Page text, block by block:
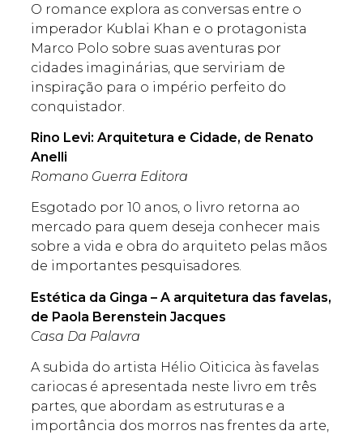
O romance explora as conversas entre o
imperador Kublai Khan e o protagonista
Marco Polo sobre suas aventuras por
cidades imaginárias, que serviriam de
inspiração para o império perfeito do
conquistador.
Rino Levi: Arquitetura e Cidade, de Renato
Anelli
Romano Guerra Editora
Esgotado por 10 anos, o livro retorna ao
mercado para quem deseja conhecer mais
sobre a vida e obra do arquiteto pelas mãos
de importantes pesquisadores.
Estética da Ginga – A arquitetura das favelas,
de Paola Berenstein Jacques
Casa Da Palavra
A subida do artista Hélio Oiticica às favelas
cariocas é apresentada neste livro em três
partes, que abordam as estruturas e a
importância dos morros nas frentes da arte,